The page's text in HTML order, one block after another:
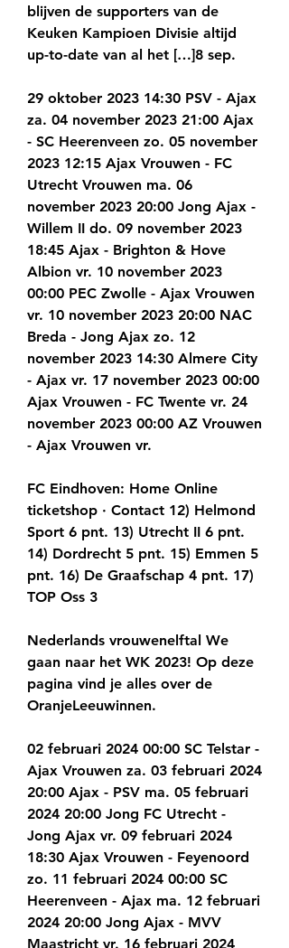
blijven de supporters van de
Keuken Kampioen Divisie altijd
up-to-date van al het […]8 sep.
29 oktober 2023 14:30 PSV - Ajax
za. 04 november 2023 21:00 Ajax
- SC Heerenveen zo. 05 november
2023 12:15 Ajax Vrouwen - FC
Utrecht Vrouwen ma. 06
november 2023 20:00 Jong Ajax -
Willem II do. 09 november 2023
18:45 Ajax - Brighton & Hove
Albion vr. 10 november 2023
00:00 PEC Zwolle - Ajax Vrouwen
vr. 10 november 2023 20:00 NAC
Breda - Jong Ajax zo. 12
november 2023 14:30 Almere City
- Ajax vr. 17 november 2023 00:00
Ajax Vrouwen - FC Twente vr. 24
november 2023 00:00 AZ Vrouwen
- Ajax Vrouwen vr.
FC Eindhoven: Home Online
ticketshop · Contact 12) Helmond
Sport 6 pnt. 13) Utrecht II 6 pnt.
14) Dordrecht 5 pnt. 15) Emmen 5
pnt. 16) De Graafschap 4 pnt. 17)
TOP Oss 3
Nederlands vrouwenelftal We
gaan naar het WK 2023! Op deze
pagina vind je alles over de
OranjeLeeuwinnen.
02 februari 2024 00:00 SC Telstar -
Ajax Vrouwen za. 03 februari 2024
20:00 Ajax - PSV ma. 05 februari
2024 20:00 Jong FC Utrecht -
Jong Ajax vr. 09 februari 2024
18:30 Ajax Vrouwen - Feyenoord
zo. 11 februari 2024 00:00 SC
Heerenveen - Ajax ma. 12 februari
2024 20:00 Jong Ajax - MVV
Maastricht vr. 16 februari 2024